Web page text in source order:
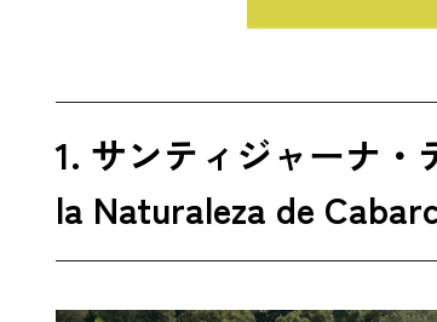
1. サンティジャーナ
la Naturaleza de